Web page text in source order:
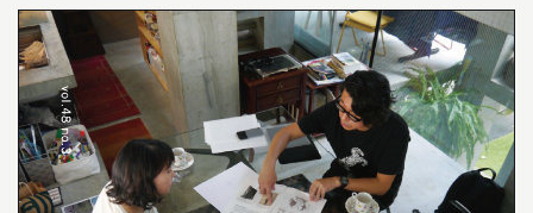
02カリキュラムについて
03授業や取り組み
04教員について
05研究室について